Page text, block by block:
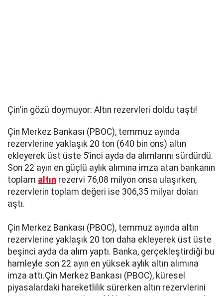
Çin'in gözü doymuyor: Altın rezervleri doldu taştı!
Çin Merkez Bankası (PBOC), temmuz ayında
rezervlerine yaklaşık 20 ton (640 bin ons) altın
ekleyerek üst üste 5’inci ayda da alımlarını sürdürdü.
Son 22 ayın en güçlü aylık alımına imza atan bankanın
toplam altın rezervi 76,08 milyon onsa ulaşırken,
rezervlerin toplam değeri ise 306,35 milyar doları
aştı.
Çin Merkez Bankası (PBOC), temmuz ayında altın
rezervlerine yaklaşık 20 ton daha ekleyerek üst üste
beşinci ayda da alım yaptı. Banka, gerçekleştirdiği bu
hamleyle son 22 ayın en yüksek aylık altın alımına
imza attı.Çin Merkez Bankası (PBOC), küresel
piyasalardaki hareketlilik sürerken altın rezervlerini